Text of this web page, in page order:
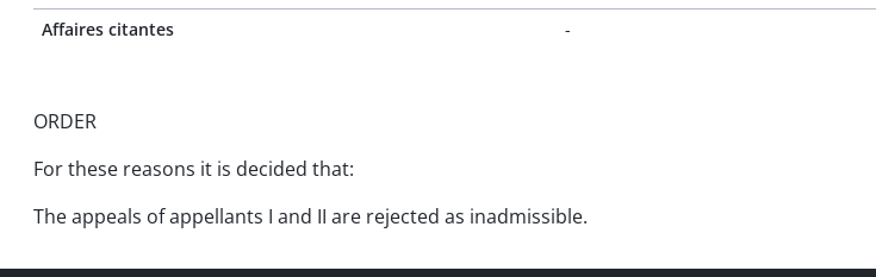
Affaires citantes
-
ORDER
For these reasons it is decided that:
The appeals of appellants I and II are rejected as inadmissible.